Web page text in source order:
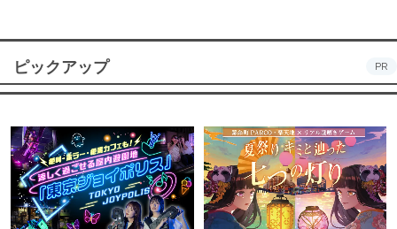
ピックアップ PR